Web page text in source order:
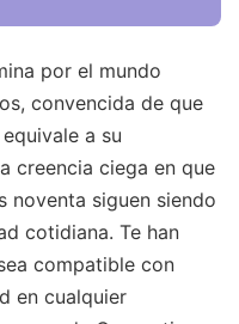
por el mundo
convencida de que
a su
creencia ciega en que
noventa siguen siendo
cotidiana. Te han
compatible con
en cualquier